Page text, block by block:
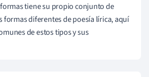
tiene su propio conjunto de
formas diferentes de poesía lírica, aquí
de estos tipos y sus